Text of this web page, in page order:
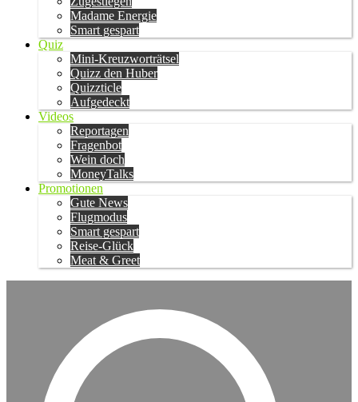
Madame Energie
Smart gespart
Quiz
Mini-Kreuzworträtsel
Quizz den Huber
Quizzticle
Aufgedeckt
Videos
Reportagen
Fragenbot
Wein doch
MoneyTalks
Promotionen
Gute News
Flugmodus
Smart gespart
Reise-Glück
Meat & Greet